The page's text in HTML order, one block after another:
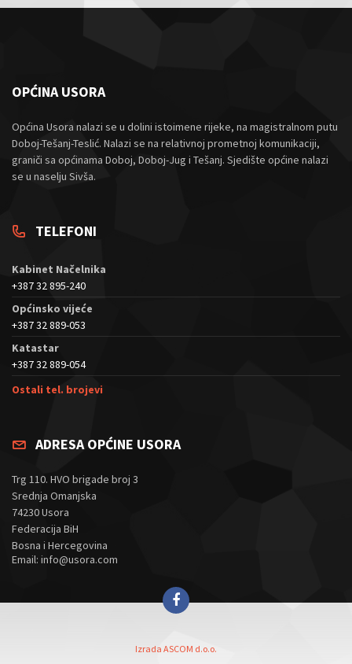
OPĆINA USORA
Općina Usora nalazi se u dolini istoimene rijeke, na magistralnom putu
Doboj-Tešanj-Teslić. Nalazi se na relativnoj prometnoj komunikaciji,
graniči sa općinama Doboj, Doboj-Jug i Tešanj. Sjedište općine nalazi
se u naselju Sivša.
TELEFONI
Kabinet Načelnika
+387 32 895-240
Općinsko vijeće
+387 32 889-053
Katastar
+387 32 889-054
Ostali tel. brojevi
ADRESA OPĆINE USORA
Trg 110. HVO brigade broj 3
Srednja Omanjska
74230 Usora
Federacija BiH
Bosna i Hercegovina
Email: info@usora.com
Izrada ASCOM d.o.o.